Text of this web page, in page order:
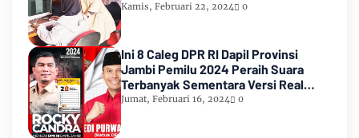
Kamis, Februari 22, 2024 0
Ini 8 Caleg DPR RI Dapil Provinsi
Jambi Pemilu 2024 Peraih Suara
Terbanyak Sementara Versi Real
Count KPU RI
Jumat, Februari 16, 2024 0